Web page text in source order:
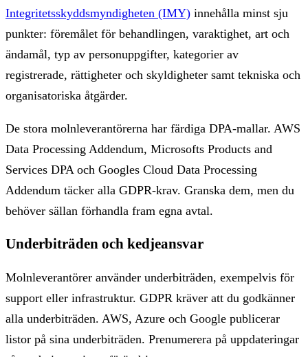
Integritetsskyddsmyndigheten (IMY) innehålla minst sju
punkter: föremålet för behandlingen, varaktighet, art och
ändamål, typ av personuppgifter, kategorier av
registrerade, rättigheter och skyldigheter samt tekniska och
organisatoriska åtgärder.
De stora molnleverantörerna har färdiga DPA-mallar. AWS
Data Processing Addendum, Microsofts Products and
Services DPA och Googles Cloud Data Processing
Addendum täcker alla GDPR-krav. Granska dem, men du
behöver sällan förhandla fram egna avtal.
Underbiträden och kedjeansvar
Molnleverantörer använder underbiträden, exempelvis för
support eller infrastruktur. GDPR kräver att du godkänner
alla underbiträden. AWS, Azure och Google publicerar
listor på sina underbiträden. Prenumerera på uppdateringar